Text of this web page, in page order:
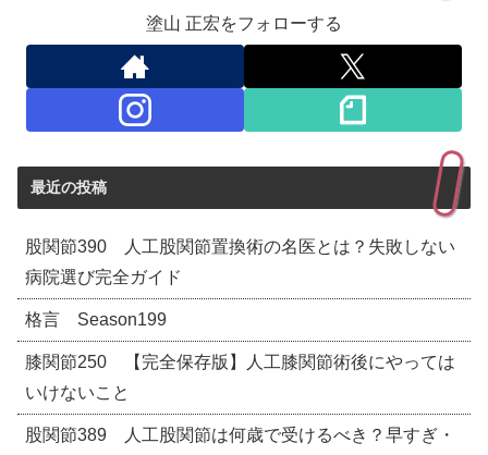
塗山 正宏をフォローする
最近の投稿
股関節390 人工股関節置換術の名医とは？失敗しない
病院選び完全ガイド
格言 Season199
膝関節250 【完全保存版】人工膝関節術後にやっては
いけないこと
股関節389 人工股関節は何歳で受けるべき？早すぎ・